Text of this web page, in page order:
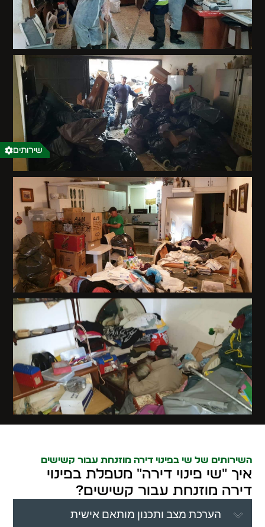
השירותים של שי בפינוי דירה מוזנחת עבור קשישים
איך "שי פינוי דירה" מטפלת בפינוי
דירה מוזנחת עבור קשישים?
הערכת מצב ותכנון מותאם אישית
שירותים